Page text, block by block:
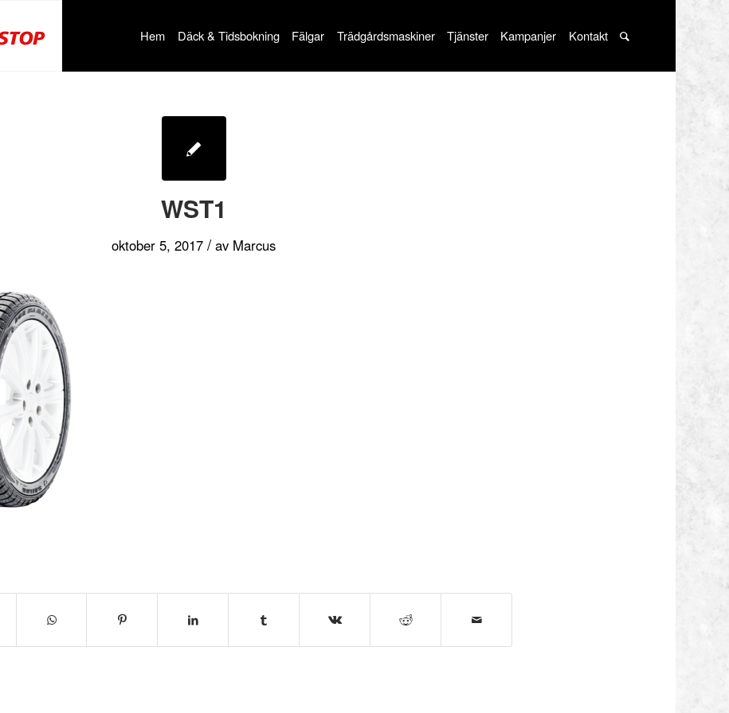
Hem Däck & Tidsbokning Fälgar Trädgårdsmaskiner Tjänster Kampanjer Kontakt
WST1
oktober 5, 2017 / av Marcus